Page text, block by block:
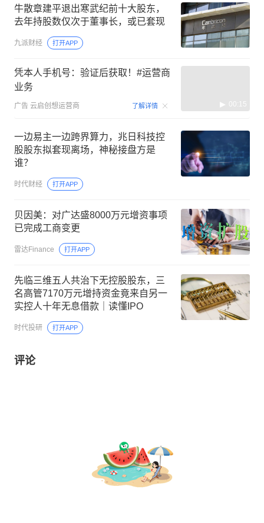
牛散章建平退出寒武纪前十大股东，
去年持股数仅次于董事长，或已套现
九派财经 打开APP
凭本人手机号：验证后获取！#运营商
业务
广告 云启创想运营商 了解详情 00:15
一边易主一边跨界算力，兆日科技控
股股东拟套现离场，神秘接盘方是
谁？
时代财经 打开APP
贝因美：对广达盛8000万元增资事项
已完成工商变更
雷达Finance 打开APP
先临三维五人共治下无控股股东，三
名高管7170万元增持资金竟来自另一
实控人十年无息借款｜读懂IPO
时代投研 打开APP
评论